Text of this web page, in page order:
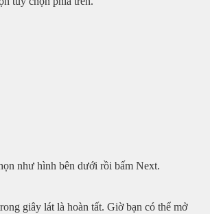
như hình bên dưới rồi bấm Next.
giây lát là hoàn tất. Giờ bạn có thể mở